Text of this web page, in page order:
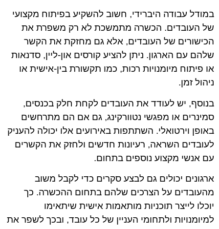
במודל עבודה היברידי, חשוב להשקיע בפיתוח מקצועי
של העובדים. הכשרה מתמשכת לא רק משפרת את
הכישורים של העובדים, אלא גם מחזקת את הקשר
שלהם עם הארגון. ניתן להציע קורסים און-ליין, סדנאות
או פיתוח מיומנויות רכות, כמו תקשורת בין-אישית או
ניהול זמן.
בנוסף, יש לעודד את העובדים לקחת חלק בכנסים,
סמינרים או מפגשי נטוורקינג, גם אם הם מתרחשים
באופן וירטואלי. השתתפות באירועים אלו יכולה להעניק
לעובדים השראה, רעיונות חדשים ולחזק את הקשרים
עם אנשי מקצוע נוספים בתחום.
ארגונים יכולים גם לבצע סקרים כדי לקבל משוב
מהעובדים על הצרכים שלהם בתחום ההכשרה. כך
יוכלו לייצר תוכניות מותאמות אישית שיתאימו
למיומנויות ולתחומי העניין של כל עובד, ובכך לשפר את